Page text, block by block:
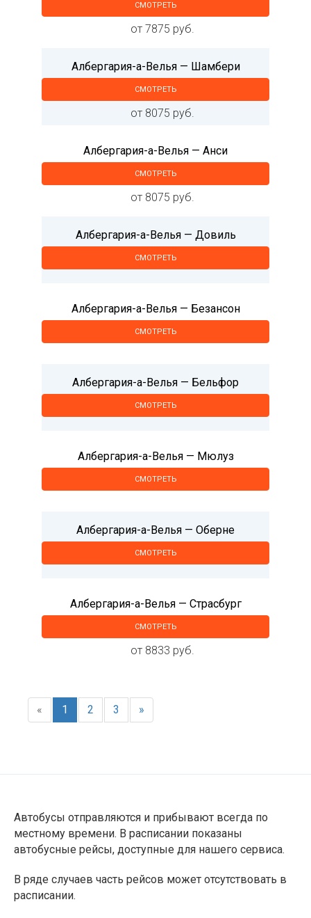
СМОТРЕТЬ
от 7875 руб.
Албергария-а-Велья — Шамбери
СМОТРЕТЬ
от 8075 руб.
Албергария-а-Велья — Анси
СМОТРЕТЬ
от 8075 руб.
Албергария-а-Велья — Довиль
СМОТРЕТЬ
Албергария-а-Велья — Безансон
СМОТРЕТЬ
Албергария-а-Велья — Бельфор
СМОТРЕТЬ
Албергария-а-Велья — Мюлуз
СМОТРЕТЬ
Албергария-а-Велья — Оберне
СМОТРЕТЬ
Албергария-а-Велья — Страсбург
СМОТРЕТЬ
от 8833 руб.
« 1 2 3 »
Автобусы отправляются и прибывают всегда по
местному времени. В расписании показаны
автобусные рейсы, доступные для нашего сервиса.
В ряде случаев часть рейсов может отсутствовать в
расписании.